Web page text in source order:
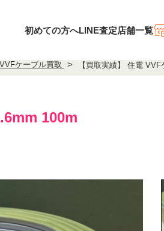
初めての方へLINE査定店舗一覧
VVFケーブル買取 【買取実績】 住電
100m